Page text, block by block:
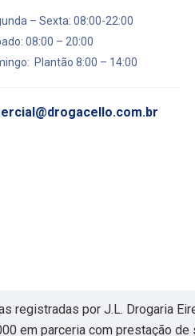
– Sexta: 08:00-22:00
08:00 – 20:00
Plantão 8:00 – 14:00
registradas por J.L. Drogaria
em parceria com prestação